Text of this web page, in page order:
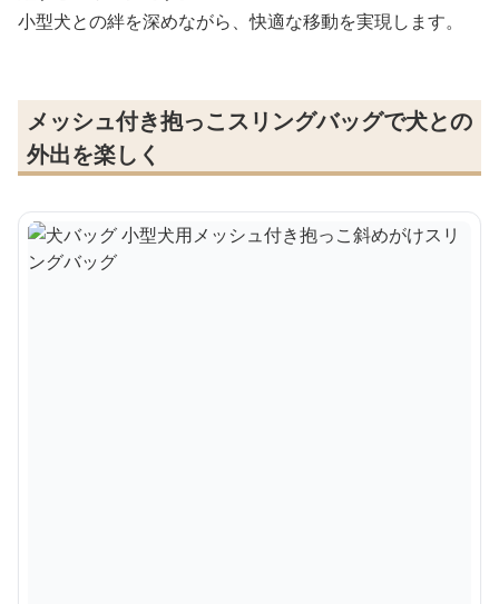
小型犬との絆を深めながら、快適な移動を実現します。
メッシュ付き抱っこスリングバッグで犬との
外出を楽しく